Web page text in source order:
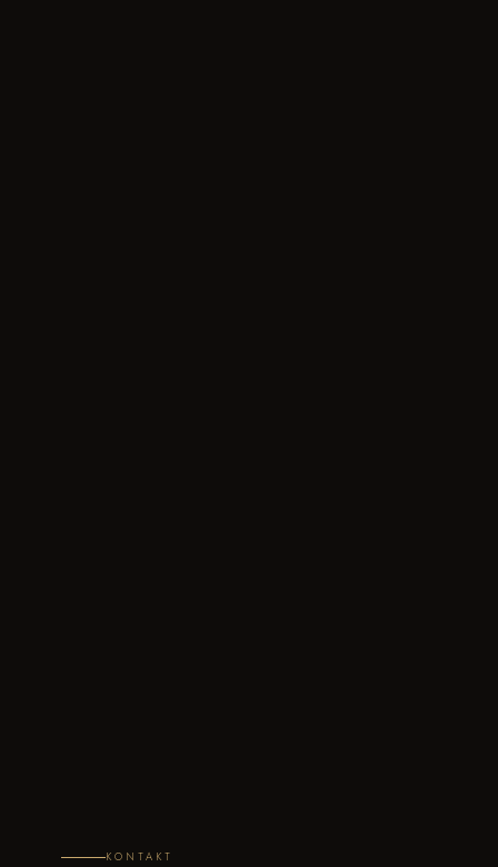
KONTAKT